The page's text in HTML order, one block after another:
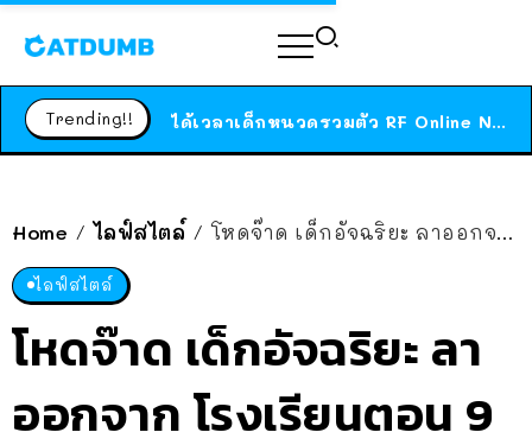
Trending!!
Home / ไลฟ์สไตล์ / โหดจ๊าด เด็กอัจฉริยะ ลาออกจาก โรงเรียนตอน 9 ขวบ ไปสมัครเรียน ในวิทยาลัย ได้อนุปริญญา 5 ใบ สมัครเรียนการบินต่อ แถมปีหน้าเข้าเรียน ป.ตรี
ไลฟ์สไตล์
โหดจ๊าด เด็กอัจฉริยะ ลา
ออกจาก โรงเรียนตอน 9